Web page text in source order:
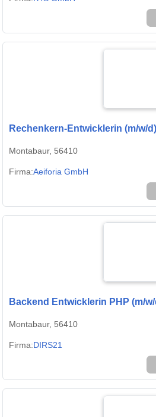
Rechenkern-Entwicklerin (m/w/
Montabaur, 56410
Firma:Aeiforia GmbH
Backend Entwicklerin PHP (m/
Montabaur, 56410
Firma:DIRS21